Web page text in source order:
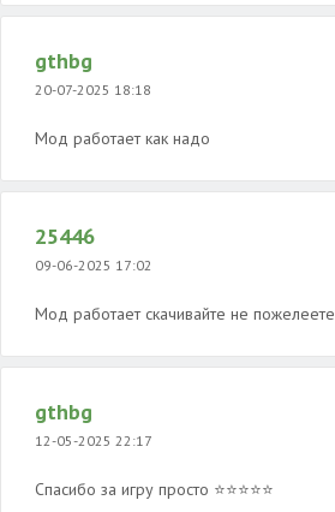
gthbg
20-07-2025 18:18
Мод работает как надо
25446
09-06-2025 17:02
Mод работает скачивайте не пожелеете
gthbg
12-05-2025 22:17
Спасибо за игру просто ⭐⭐⭐⭐⭐